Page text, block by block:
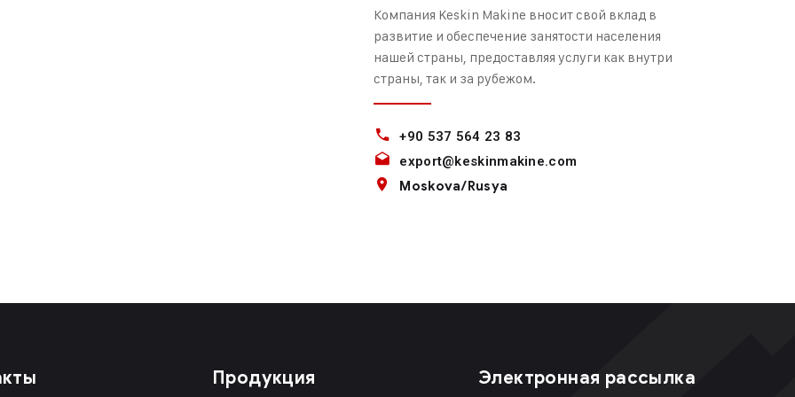
Компания Keskin Makine вносит свой вклад в
развитие и обеспечение занятости населения
нашей страны, предоставляя услуги как внутри
страны, так и за рубежом.
+90 537 564 23 83
export@keskinmakine.com
Moskova/Rusya
Продукция Электронная рассылка